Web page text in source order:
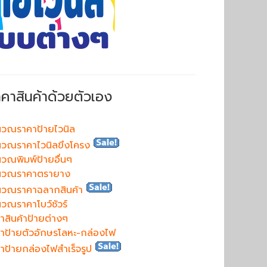
คาสินค้าด้วยตัวเอง
ณราคาป้ายไวนิล
ณราคาไวนิลขึงโครง
วณพิมพ์ป้ายอื่นๆ
ณราคาตรายาง
ณราคาฉลากสินค้า
ณราคาโบว์ชัวร์
สินค้าป้ายต่างๆ
ป้ายตัวอักษรโลหะ-กล่องไฟ
ป้ายกล่องไฟสำเร็จรูป